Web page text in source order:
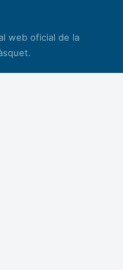
web oficial de la